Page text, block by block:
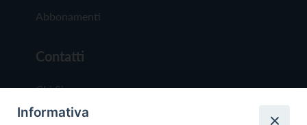
Abbonamenti
Contatti
Chi Siamo
Redazione
Informativa